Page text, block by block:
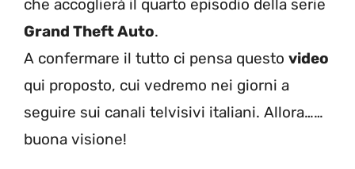
che accoglierà il quarto episodio della serie
Grand Theft Auto.
A confermare il tutto ci pensa questo video
qui proposto, cui vedremo nei giorni a
seguire sui canali telvisivi italiani. Allora……
buona visione!